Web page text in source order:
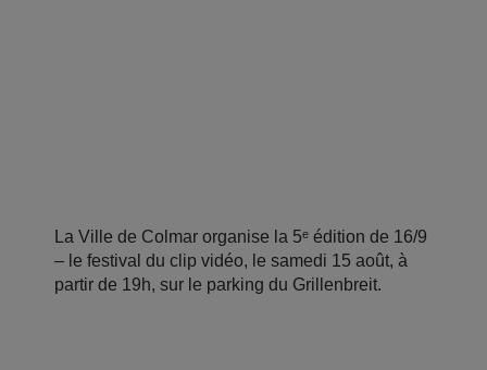
La Ville de Colmar organise la 5ᵉ édition de 16/9
– le festival du clip vidéo, le samedi 15 août, à
partir de 19h, sur le parking du Grillenbreit.